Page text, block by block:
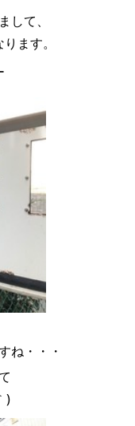
して、
ます。
ね・・・
)